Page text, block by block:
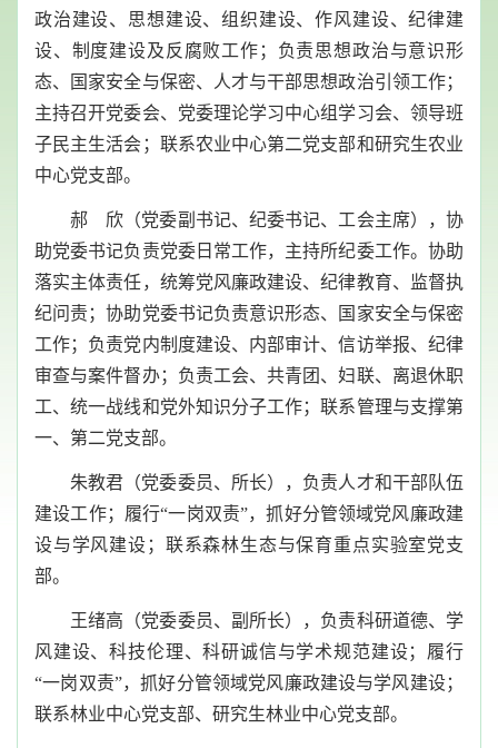
政治建设、思想建设、组织建设、作风建设、纪律建
设、制度建设及反腐败工作；负责思想政治与意识形
态、国家安全与保密、人才与干部思想政治引领工作；
主持召开党委会、党委理论学习中心组学习会、领导班
子民主生活会；联系农业中心第二党支部和研究生农业
中心党支部。
郝 欣（党委副书记、纪委书记、工会主席），协
助党委书记负责党委日常工作，主持所纪委工作。协助
落实主体责任，统筹党风廉政建设、纪律教育、监督执
纪问责；协助党委书记负责意识形态、国家安全与保密
工作；负责党内制度建设、内部审计、信访举报、纪律
审查与案件督办；负责工会、共青团、妇联、离退休职
工、统一战线和党外知识分子工作；联系管理与支撑第
一、第二党支部。
朱教君（党委委员、所长），负责人才和干部队伍
建设工作；履行“一岗双责”，抓好分管领域党风廉政建
设与学风建设；联系森林生态与保育重点实验室党支
部。
王绪高（党委委员、副所长），负责科研道德、学
风建设、科技伦理、科研诚信与学术规范建设；履行
“一岗双责”，抓好分管领域党风廉政建设与学风建设；
联系林业中心党支部、研究生林业中心党支部。